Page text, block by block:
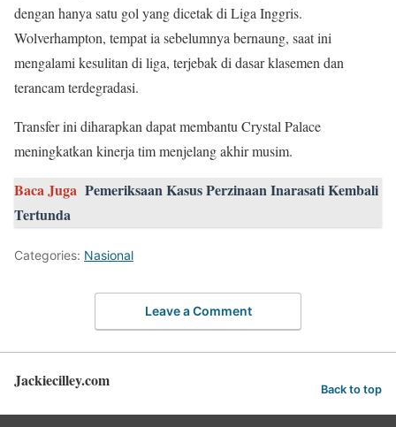
dengan hanya satu gol yang dicetak di Liga Inggris.
Wolverhampton, tempat ia sebelumnya bernaung, saat ini
mengalami kesulitan di liga, terjebak di dasar klasemen dan
terancam terdegradasi.
Transfer ini diharapkan dapat membantu Crystal Palace
meningkatkan kinerja tim menjelang akhir musim.
Baca Juga Pemeriksaan Kasus Perzinaan Inarasati Kembali
Tertunda
Categories: Nasional
Leave a Comment
Jackiecilley.com Back to top